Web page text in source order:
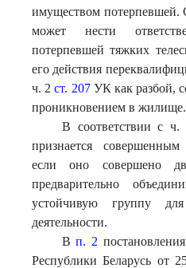
имуществом
может нести
потерпевшей тяжких
его действия
ч. 2ст. 207УК как разбой,
проникновением в жилище.
В соответствии с ч.
признается
если оно совершено
предварительно
устойчивую группу
деятельности.
Вп. 2
Республики Беларусь от